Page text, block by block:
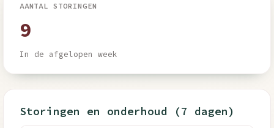
AANTAL STORINGEN
9
In de afgelopen week
Storingen en onderhoud (7 dagen)